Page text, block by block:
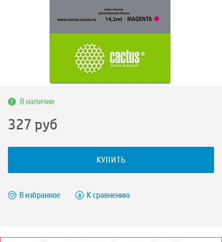
В наличии
327 руб
КУПИТЬ
В избранное К сравнению